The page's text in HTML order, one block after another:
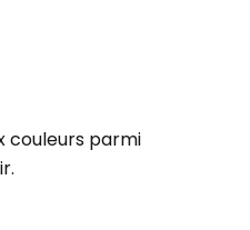
couleurs parmi
.